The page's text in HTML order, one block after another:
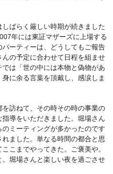
ばらく厳しい時期が続きました
年には東証マザーズに上場する
ーティーは、どうしてもご報告
の予定に合わせて日程を組ませ
は「世の中には本物と偽物があ
に余る言葉を頂戴し、感涙しま
訪ねて、その時その時の事業の
導をいただきました。堀場さん
ミーティングが多かったのです
ました。単なる時間の都合と思
こまでやってきた。ご褒美や。
堀場さんと楽しい夜を過ごさせ